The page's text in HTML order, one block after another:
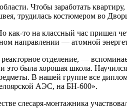
Чтобы заработать квартиру,
трудилась костюмером во
то на классный час пришел
направлении — атомной
реакторное отделение, —
была хорошая школа. Научился
В нашей группе все
АЭС, на БН-600».
слесаря-монтажника